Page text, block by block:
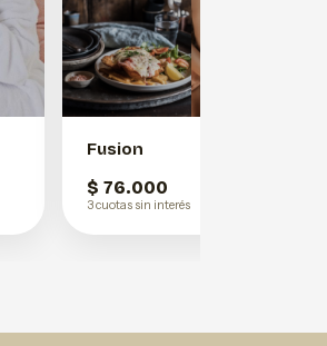
Fusion
$ 76.000
3 cuotas sin interés